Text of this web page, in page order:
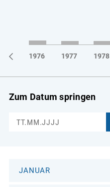
1975 1976 1977 1978
Zum Datum springen
JANUAR